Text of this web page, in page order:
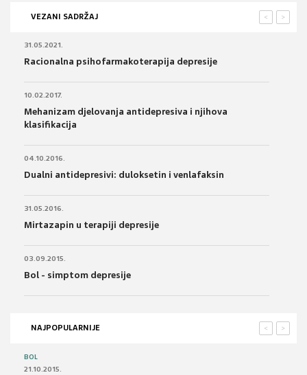
VEZANI SADRŽAJ >
<
31.05.2021.
Racionalna psihofarmakoterapija depresije
10.02.2017.
Mehanizam djelovanja antidepresiva i njihova
klasifikacija
04.10.2016.
Dualni antidepresivi: duloksetin i venlafaksin
31.05.2016.
Mirtazapin u terapiji depresije
03.09.2015.
Bol - simptom depresije
NAJPOPULARNIJE >
<
BOL
21.10.2015.